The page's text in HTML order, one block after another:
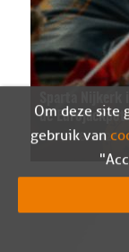
de Eurojackpot
07-08-2026
Om deze site
gebruik van